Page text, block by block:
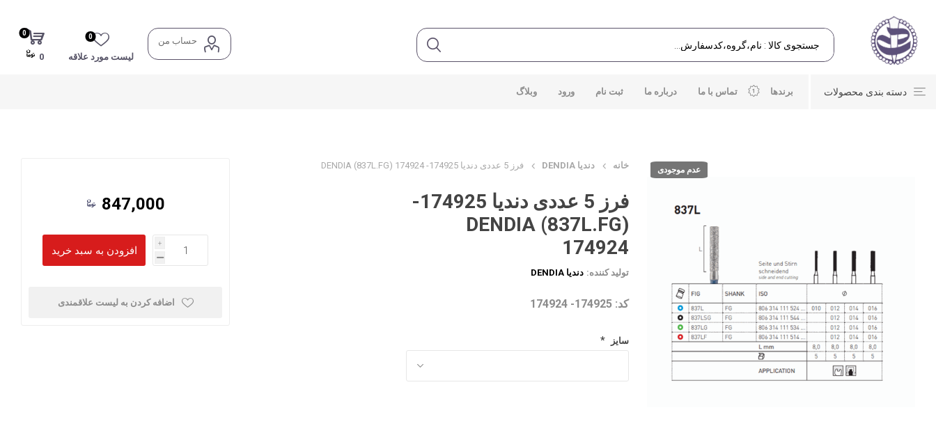
حساب من
لیست مورد علاقه
0
0
0
دسته بندی محصولات برندها تماس با ما درباره ما ثبت نام ورود وبلاگ
عدم موجودی خانه دندیا DENDIA فرز 5 عددی دندیا 174925- DENDIA (837L.FG) 174924
فرز 5 عددی دندیا 174925-
DENDIA (837L.FG)
174924
تولید کننده: دندیا DENDIA
کد: 174925- 174924
سایز *
847,000
i
h
اضافه کردن به لیست علاقمندی